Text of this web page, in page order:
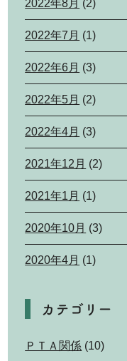
2022年8月 (2)
2022年7月 (1)
2022年6月 (3)
2022年5月 (2)
2022年4月 (3)
2021年12月 (2)
2021年1月 (1)
2020年10月 (3)
2020年4月 (1)
カテゴリー
ＰＴＡ関係 (10)